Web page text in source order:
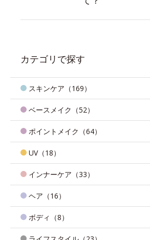
カテゴリで探す
スキンケア（169）
ベースメイク（52）
ポイントメイク（64）
UV（18）
インナーケア（33）
ヘア（16）
ボディ（8）